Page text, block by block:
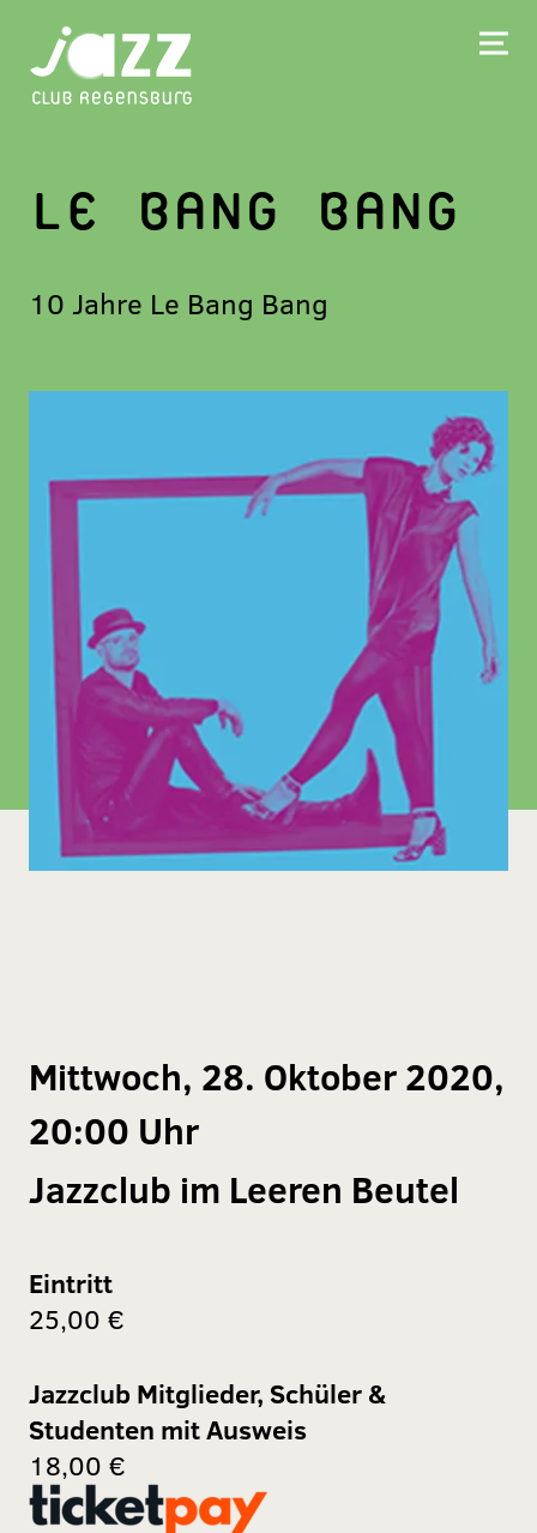
LE BANG BANG
10 Jahre Le Bang Bang
Mittwoch, 28. Oktober 2020,
20:00 Uhr
Jazzclub im Leeren Beutel
Eintritt
25,00 €
Jazzclub Mitglieder, Schüler &
Studenten mit Ausweis
18,00 €